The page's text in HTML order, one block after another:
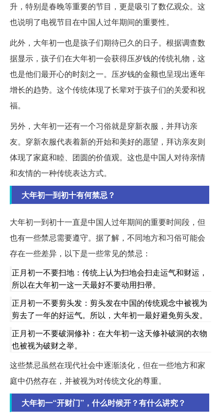
升，特别是春晚等重要的节目，更是吸引了数亿观众。这
也说明了电视节目在中国人过年期间的重要性。
此外，大年初一也是孩子们期待已久的日子。根据调查数
据显示，孩子们在大年初一会获得压岁钱的传统礼物，这
也是他们最开心的时刻之一。压岁钱的金额也呈现出逐年
增长的趋势。这个传统体现了长辈对于孩子们的关爱和祝
福。
另外，大年初一还有一个习俗就是穿新衣服，并拜访亲
友。穿新衣服代表着新的开始和美好的愿望，拜访亲友则
体现了家庭和睦、团圆的价值观。这也是中国人对待亲情
和友情的一种传统表达方式。
大年初一到初十有何禁忌？
大年初一到初十一直是中国人过年期间的重要时间段，但
也有一些禁忌需要遵守。据了解，不同地方和习俗可能会
存在一些差异，以下是一些常见的禁忌：
正月初一不要扫地：传统上认为扫地会扫走运气和财运，
所以在大年初一这一天最好不要动用扫帚。
正月初一不要剪头发：剪头发在中国的传统观念中被视为
剪去了一年的好运气。所以，大年初一最好避免剪头发。
正月初一不要破洞修补：在大年初一这天修补破洞的衣物
也被视为破财之举。
这些禁忌虽然在现代社会中逐渐淡化，但在一些地方和家
庭中仍然存在，并被视为对传统文化的尊重。
大年初一“开财门”，什么时候开？有什么讲究？